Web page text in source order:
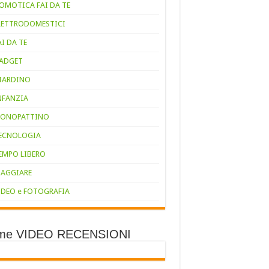
FAI DA TE
DA TE
LIBERO
e FOTOGRAFIA
VIDEO RECENSIONI